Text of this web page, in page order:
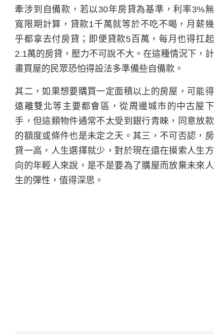
牽涉到自備款，若以30年房貸為基準，利率3%無
寬限期計算，貸款1千萬就等於不吃不喝，月薪幾
乎都拿去付房貸；即便貸款5百萬，每月也得扛起
2.1萬的房貸，壓力不可說不大。在這種情況下，計
畫買屋的民眾恐怕得設法多準備些自備款。
其二，如果想要購買一定面積以上的房屋，可能得
遠離雙北等主要都會區，從周邊城市的中古屋下
手，但這類物件通常不太受到銀行青睞，同意放款
的額度或條件也是未定之天。其三，不可否認，房
貸一高，人生選擇就少，對於現在還在摸索人生方
向的年輕人來說，是不是要為了購屋而放棄未來人
生的彈性，值得深思。